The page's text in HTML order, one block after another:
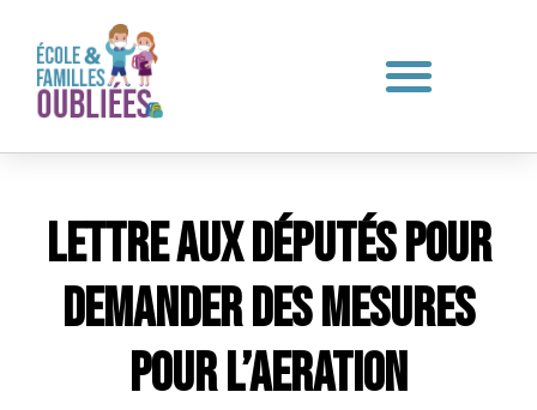
Lettre aux députés pour
demander des mesures
pour l’aeration